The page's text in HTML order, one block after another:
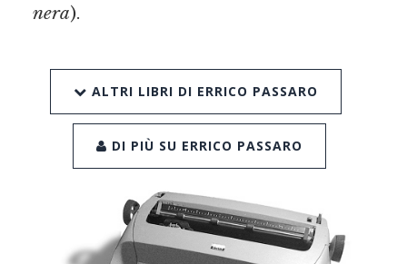
nera).
ALTRI LIBRI DI ERRICO PASSARO
DI PIÙ SU ERRICO PASSARO